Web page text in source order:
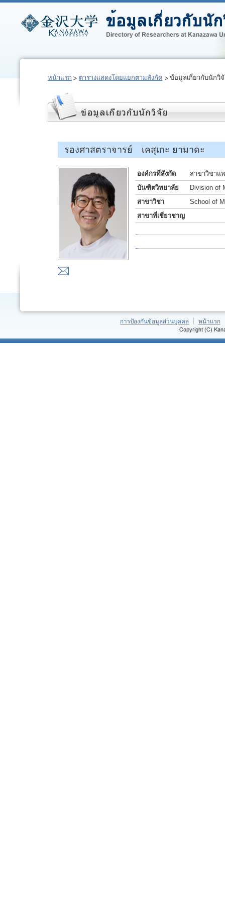
หน้าแรก ตารางแสดงโดยแยกตามสังกัด ข้อมูลเกี่ยวกับนักวิ
รองศาสตราจารย์ เคสุเกะ ยามาดะ
องค์กรที่สังกัด
สาขาวิชาแ
บันฑิตวิทยาลัย
Division of
สาขาวิชา
School of
สาขาที่เชี่ยวชาญ
การป้องกันข้อมูลส่วนบุคคล หน้าแรก